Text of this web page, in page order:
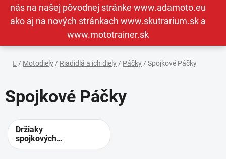
nás na našej pôvodnej stránke www.adamoto.eu
ako aj na nových stránkach www.skutrarium.sk a
www.mototrainer.sk
Domov
/ Motodiely / Riadidlá a ich diely / Páčky / Spojkové Páčky
Spojkové Páčky
Držiaky
spojkových
páčok